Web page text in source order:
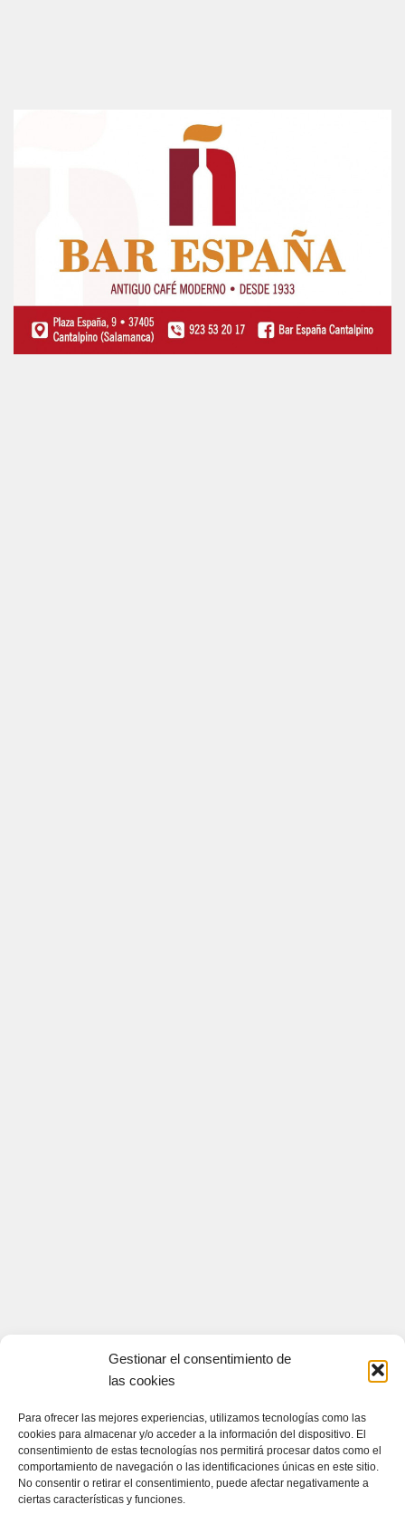
Gestionar el consentimiento de
las cookies
Para ofrecer las mejores experiencias, utilizamos tecnologías como las
cookies para almacenar y/o acceder a la información del dispositivo. El
consentimiento de estas tecnologías nos permitirá procesar datos como el
comportamiento de navegación o las identificaciones únicas en este sitio.
No consentir o retirar el consentimiento, puede afectar negativamente a
ciertas características y funciones.
Contacto